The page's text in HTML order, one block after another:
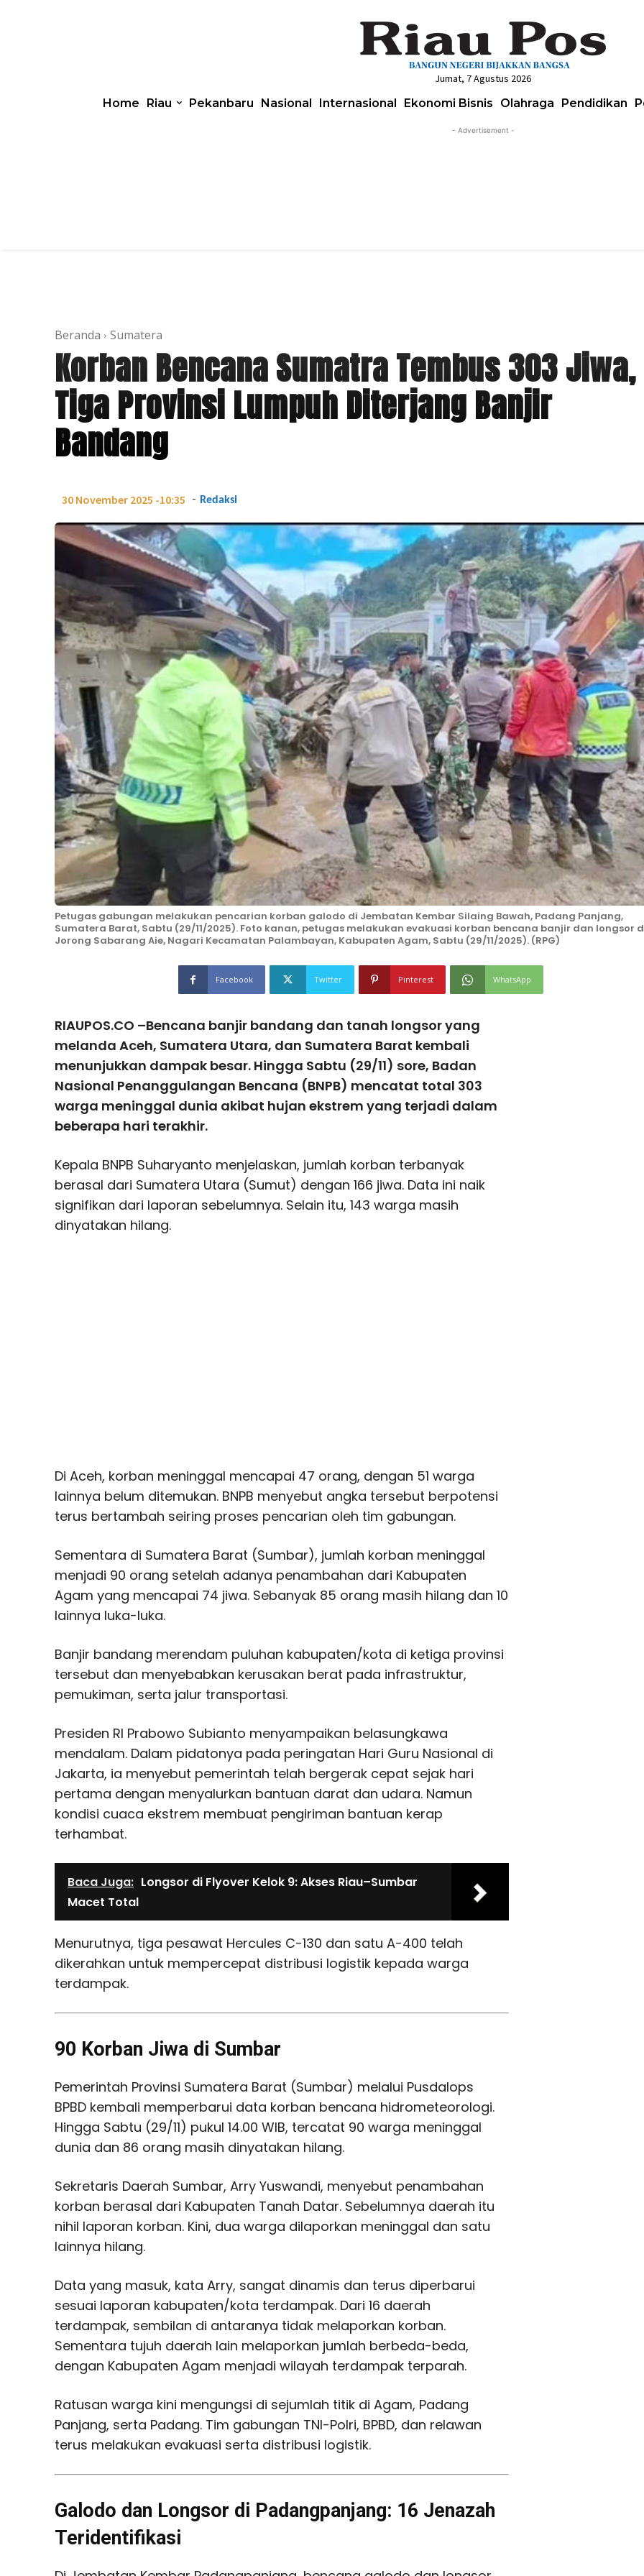
Jumat, 7 Agustus 2026
Home Riau Pekanbaru Nasional Internasional Ekonomi Bisnis Olahraga Pendidikan
- Advertisement -
Beranda Sumatera
Korban Bencana Sumatra Tembus 303 Jiwa,
Tiga Provinsi Lumpuh Diterjang Banjir
Bandang
30 November 2025 -10:35 - Redaksi
Petugas gabungan melakukan pencarian korban galodo di Jembatan Kembar Silaing Bawah, Padang Panjang,
Sumatera Barat, Sabtu (29/11/2025). Foto kanan, petugas melakukan evakuasi korban bencana banjir dan longsor
Jorong Sabarang Aie, Nagari Kecamatan Palambayan, Kabupaten Agam, Sabtu (29/11/2025). (RPG)
Facebook Twitter Pinterest WhatsApp
RIAUPOS.CO –Bencana banjir bandang dan tanah longsor yang
melanda Aceh, Sumatera Utara, dan Sumatera Barat kembali
menunjukkan dampak besar. Hingga Sabtu (29/11) sore, Badan
Nasional Penanggulangan Bencana (BNPB) mencatat total 303
warga meninggal dunia akibat hujan ekstrem yang terjadi dalam
beberapa hari terakhir.
Kepala BNPB Suharyanto menjelaskan, jumlah korban terbanyak
berasal dari Sumatera Utara (Sumut) dengan 166 jiwa. Data ini naik
signifikan dari laporan sebelumnya. Selain itu, 143 warga masih
dinyatakan hilang.
Di Aceh, korban meninggal mencapai 47 orang, dengan 51 warga
lainnya belum ditemukan. BNPB menyebut angka tersebut berpotensi
terus bertambah seiring proses pencarian oleh tim gabungan.
Sementara di Sumatera Barat (Sumbar), jumlah korban meninggal
menjadi 90 orang setelah adanya penambahan dari Kabupaten
Agam yang mencapai 74 jiwa. Sebanyak 85 orang masih hilang dan 10
lainnya luka-luka.
Banjir bandang merendam puluhan kabupaten/kota di ketiga provinsi
tersebut dan menyebabkan kerusakan berat pada infrastruktur,
pemukiman, serta jalur transportasi.
Presiden RI Prabowo Subianto menyampaikan belasungkawa
mendalam. Dalam pidatonya pada peringatan Hari Guru Nasional di
Jakarta, ia menyebut pemerintah telah bergerak cepat sejak hari
pertama dengan menyalurkan bantuan darat dan udara. Namun
kondisi cuaca ekstrem membuat pengiriman bantuan kerap
terhambat.
Baca Juga: Longsor di Flyover Kelok 9: Akses Riau–Sumbar
Macet Total
Menurutnya, tiga pesawat Hercules C-130 dan satu A-400 telah
dikerahkan untuk mempercepat distribusi logistik kepada warga
terdampak.
90 Korban Jiwa di Sumbar
Pemerintah Provinsi Sumatera Barat (Sumbar) melalui Pusdalops
BPBD kembali memperbarui data korban bencana hidrometeorologi.
Hingga Sabtu (29/11) pukul 14.00 WIB, tercatat 90 warga meninggal
dunia dan 86 orang masih dinyatakan hilang.
Sekretaris Daerah Sumbar, Arry Yuswandi, menyebut penambahan
korban berasal dari Kabupaten Tanah Datar. Sebelumnya daerah itu
nihil laporan korban. Kini, dua warga dilaporkan meninggal dan satu
lainnya hilang.
Data yang masuk, kata Arry, sangat dinamis dan terus diperbarui
sesuai laporan kabupaten/kota terdampak. Dari 16 daerah
terdampak, sembilan di antaranya tidak melaporkan korban.
Sementara tujuh daerah lain melaporkan jumlah berbeda-beda,
dengan Kabupaten Agam menjadi wilayah terdampak terparah.
Ratusan warga kini mengungsi di sejumlah titik di Agam, Padang
Panjang, serta Padang. Tim gabungan TNI-Polri, BPBD, dan relawan
terus melakukan evakuasi serta distribusi logistik.
Galodo dan Longsor di Padangpanjang: 16 Jenazah
Teridentifikasi